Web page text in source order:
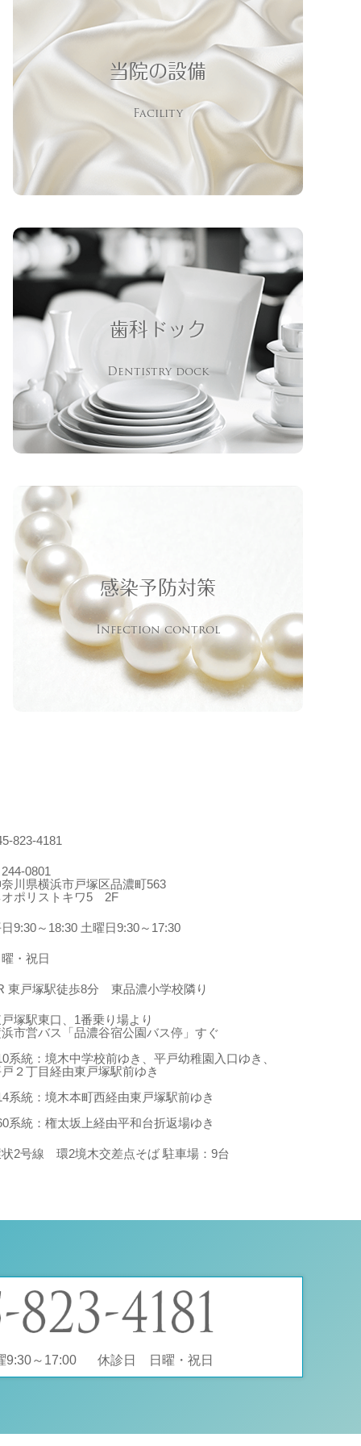
当院の設備
Facility
歯科ドック
Dentistry dock
感染予防対策
Infection control
823-4181
0801
川県横浜市戸塚区品濃町563
オポリストキワ5 2F
9:30～18:30 土曜日9:30～17:30
・祝日
東戸塚駅徒歩8分 東品濃小学校隣り
塚駅東口、1番乗り場より
市営バス「品濃谷宿公園バス停」すぐ
系統：境木中学校前ゆき、平戸幼稚園入口ゆき、
２丁目経由東戸塚駅前ゆき
系統：境木本町西経由東戸塚駅前ゆき
系統：権太坂上経由平和台折返場ゆき
2号線 環2境木交差点そば 駐車場：9台
9:30～17:00 休診日 日曜・祝日